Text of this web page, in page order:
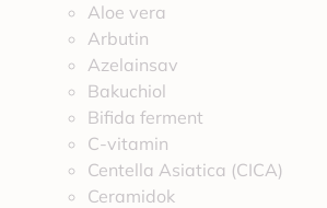
Aloe vera
Arbutin
Azelainsav
Bakuchiol
Bifida ferment
C-vitamin
Centella Asiatica (CICA)
Ceramidok